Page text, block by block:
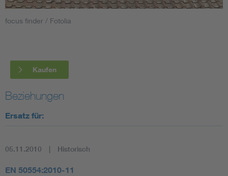
Smart Cities
Blitzschutz: DIN EN 62305 in der Übersicht
Circular Economy für mehr Ressourceneffizienz
focus finder / Fotolia
Kaufen
Beziehungen
Ersatz für:
05.11.2010 Historisch
EN 50554:2010-11